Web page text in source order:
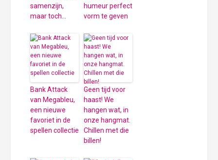
samenzijn,
maar toch…
humeur perfect
vorm te geven
Bank Attack
van Megableu,
een nieuwe
favoriet in de
spellen collectie
Geen tijd voor
haast! We
hangen wat, in
onze hangmat.
Chillen met die
billen!